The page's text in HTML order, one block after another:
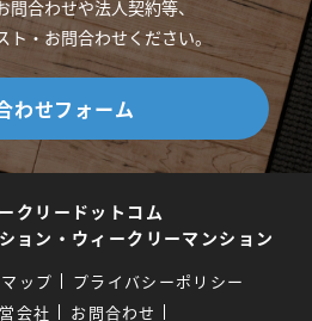
問合わせや法人契約等、
ト・お問合わせください。
わせフォーム
クリードットコム
ョン・ウィークリーマンション
ップ
プライバシーポリシー
会社
お問合わせ